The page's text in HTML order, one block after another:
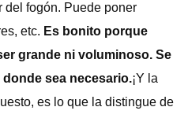
del fogón. Puede poner
etc. Es bonito porque
grande ni voluminoso. Se
sea necesario.¡Y la
es lo que la distingue de